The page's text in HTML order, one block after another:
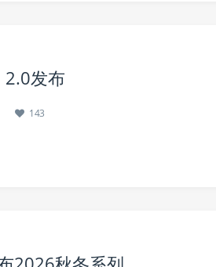
2.0发布
143